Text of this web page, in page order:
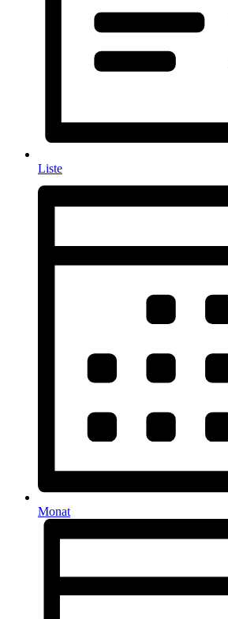
Liste
Monat